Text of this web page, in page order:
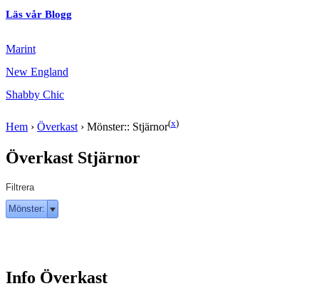
Läs vår Blogg
Marint
New England
Shabby Chic
Hem › Överkast› Mönster:: Stjärnor(x)
Överkast Stjärnor
Filtrera
Mönster:
Info Överkast